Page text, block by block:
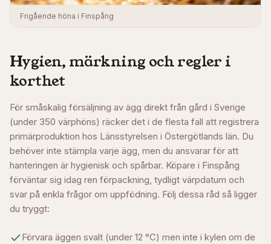
Frigående höna i Finspång
Hygien, märkning och regler i
korthet
För småskalig försäljning av ägg direkt från gård i Sverige
(under 350 värphöns) räcker det i de flesta fall att registrera
primärproduktion hos Länsstyrelsen i Östergötlands län. Du
behöver inte stämpla varje ägg, men du ansvarar för att
hanteringen är hygienisk och spårbar. Köpare i Finspång
förväntar sig idag ren förpackning, tydligt värpdatum och
svar på enkla frågor om uppfödning. Följ dessa råd så ligger
du tryggt:
Förvara äggen svalt (under 12 °C) men inte i kylen om de